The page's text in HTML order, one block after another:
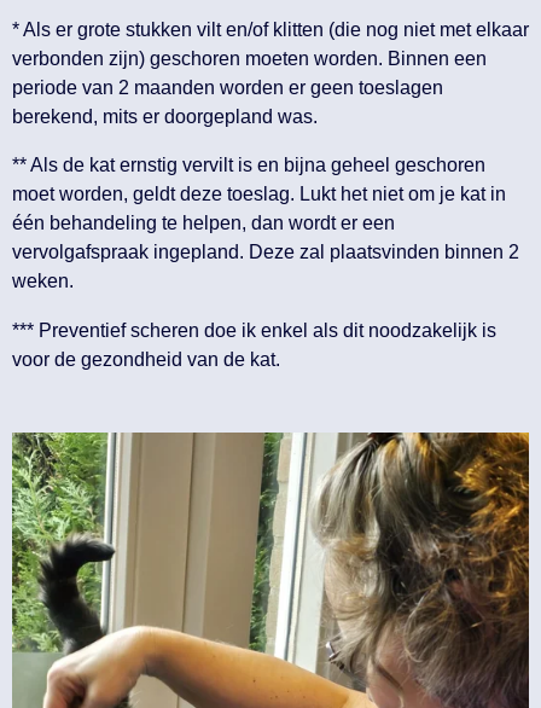
* Als er grote stukken vilt en/of klitten (die nog niet met elkaar
verbonden zijn) geschoren moeten worden. Binnen een
periode van 2 maanden worden er geen toeslagen
berekend, mits er doorgepland was.
** Als de kat ernstig vervilt is en bijna geheel geschoren
moet worden, geldt deze toeslag. Lukt het niet om je kat in
één behandeling te helpen, dan wordt er een
vervolgafspraak ingepland. Deze zal plaatsvinden binnen 2
weken.
*** Preventief scheren doe ik enkel als dit noodzakelijk is
voor de gezondheid van de kat.